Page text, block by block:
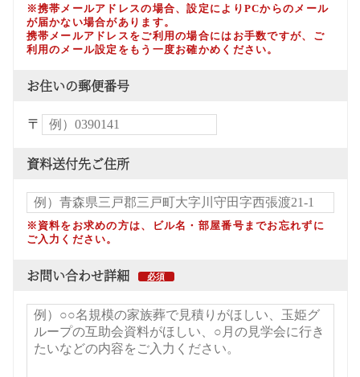
※携帯メールアドレスの場合、設定によりPCからのメール
が届かない場合があります。
携帯メールアドレスをご利用の場合にはお手数ですが、ご
利用のメール設定をもう一度お確かめください。
お住いの郵便番号
〒
資料送付先ご住所
※資料をお求めの方は、ビル名・部屋番号までお忘れずに
ご入力ください。
お問い合わせ詳細